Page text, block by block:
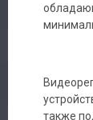
также